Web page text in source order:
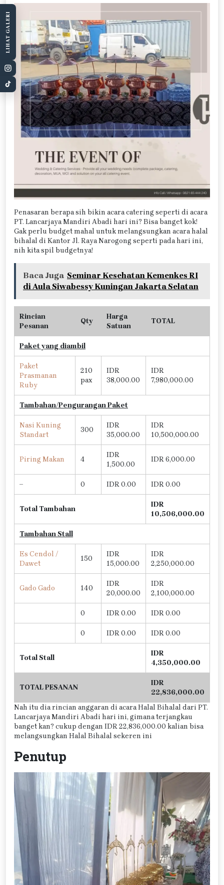
Penasaran berapa sih bikin acara catering seperti di acara
PT. Lancarjaya Mandiri Abadi hari ini? Bisa banget kok!
Gak perlu budget mahal untuk melangsungkan acara halal
bihalal di Kantor Jl. Raya Narogong seperti pada hari ini,
nih kita spil budgetnya!
Baca Juga Seminar Kesehatan Kemenkes RI
di Aula Siwabessy Kuningan Jakarta Selatan
Rincian
Pesanan
Qty
Harga
Satuan
TOTAL
Paket yang diambil
Paket
Prasmanan
Ruby
210
pax
IDR
38,000.00
IDR
7,980,000.00
Tambahan/Pengurangan Paket
Nasi Kuning
Standart
300
IDR
35,000.00
IDR
10,500,000.00
Piring Makan 4
IDR
1,500.00
IDR 6,000.00
– 0 IDR 0.00 IDR 0.00
Total Tambahan
IDR
10,506,000.00
Tambahan Stall
Es Cendol /
Dawet
150
IDR
15,000.00
IDR
2,250,000.00
Gado Gado 140
IDR
20,000.00
IDR
2,100,000.00
0 IDR 0.00 IDR 0.00
0 IDR 0.00 IDR 0.00
Total Stall
IDR
4,350,000.00
TOTAL PESANAN
IDR
22,836,000.00
Nah itu dia rincian anggaran di acara Halal Bihalal dari PT.
Lancarjaya Mandiri Abadi hari ini, gimana terjangkau
banget kan? cukup dengan IDR 22,836,000.00 kalian bisa
melangsungkan Halal Bihalal sekeren ini
Penutup
LIHAT GALERI